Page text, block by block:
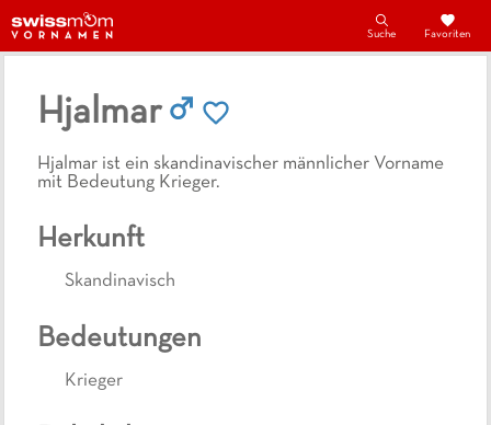
Suche Favoriten
Hjalmar
Hjalmar ist ein skandinavischer männlicher Vorname
mit Bedeutung Krieger.
Herkunft
Skandinavisch
Bedeutungen
Krieger